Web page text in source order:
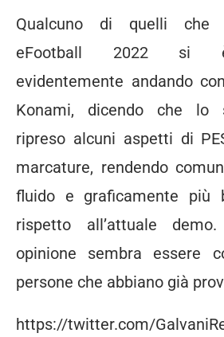
Qualcuno di quelli che
eFootball 2022 si è
evidentemente andando
Konami, dicendo che lo
ripreso alcuni aspetti di
marcature, rendendo
fluido e graficamente più
rispetto all’attuale
opinione sembra essere
persone che abbiano già
https://twitter.com/